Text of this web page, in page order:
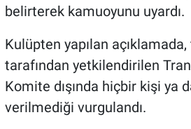
belirterek kamuoyunu uyardı.
Kulüpten yapılan
tarafından yetkilendirilen
Komite dışında hiçbir kişi ya
verilmediği vurgulandı.